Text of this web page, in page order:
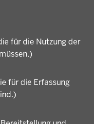
für die Nutzung der
für die Erfassung